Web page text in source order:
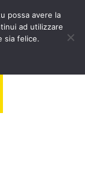
possa avere la
ad utilizzare
sia felice.